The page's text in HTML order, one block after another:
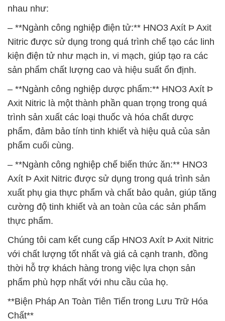
nhau như:
– **Ngành công nghiệp điện tử:** HNO3 Axít Þ Axit
Nitric được sử dụng trong quá trình chế tạo các linh
kiện điện tử như mạch in, vi mạch, giúp tạo ra các
sản phẩm chất lượng cao và hiệu suất ổn định.
– **Ngành công nghiệp dược phẩm:** HNO3 Axít Þ
Axit Nitric là một thành phần quan trọng trong quá
trình sản xuất các loại thuốc và hóa chất dược
phẩm, đảm bảo tính tinh khiết và hiệu quả của sản
phẩm cuối cùng.
– **Ngành công nghiệp chế biến thức ăn:** HNO3
Axít Þ Axit Nitric được sử dụng trong quá trình sản
xuất phụ gia thực phẩm và chất bảo quản, giúp tăng
cường độ tinh khiết và an toàn của các sản phẩm
thực phẩm.
Chúng tôi cam kết cung cấp HNO3 Axít Þ Axit Nitric
với chất lượng tốt nhất và giá cả cạnh tranh, đồng
thời hỗ trợ khách hàng trong việc lựa chọn sản
phẩm phù hợp nhất với nhu cầu của họ.
**Biện Pháp An Toàn Tiên Tiến trong Lưu Trữ Hóa
Chất**